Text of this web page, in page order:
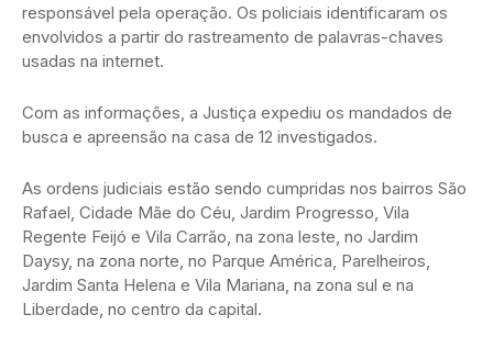
responsável pela operação. Os policiais identificaram os
envolvidos a partir do rastreamento de palavras-chaves
usadas na internet.
Com as informações, a Justiça expediu os mandados de
busca e apreensão na casa de 12 investigados.
As ordens judiciais estão sendo cumpridas nos bairros São
Rafael, Cidade Mãe do Céu, Jardim Progresso, Vila
Regente Feijó e Vila Carrão, na zona leste, no Jardim
Daysy, na zona norte, no Parque América, Parelheiros,
Jardim Santa Helena e Vila Mariana, na zona sul e na
Liberdade, no centro da capital.